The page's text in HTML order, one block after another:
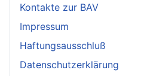
Kontakte zur BAV
Impressum
Haftungsausschluß
Datenschutzerklärung